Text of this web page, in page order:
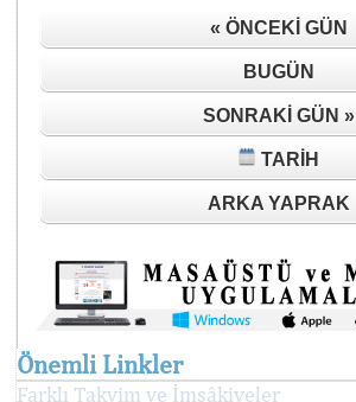
« ÖNCEKI GÜN
BUGÜN
SONRAKI GÜN »
TARIH
ARKA YAPRAK
Önemli Linkler
Farklı Takvim ve İmsâkiyeler